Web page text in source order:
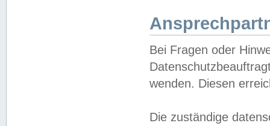
Bei Fragen oder
wenden. Diesen
Die zuständige